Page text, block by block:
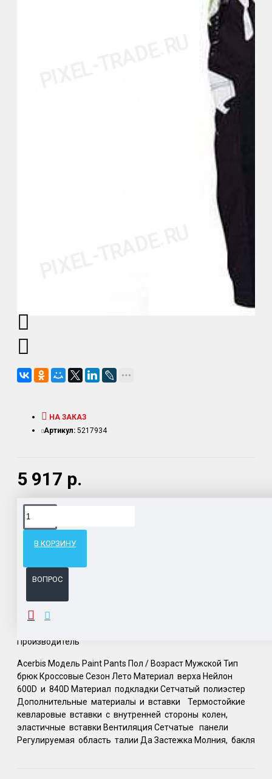
5 917 р.
НА ЗАКАЗ
Артикул: 5217934
В КОРЗИНУ
ВОПРОС
Доставка товара по всему Таможенному союзу.
ОПИСАНИЕ
Производитель
Acerbis Модель Paint Pants Пол / Возраст Мужской Тип
брюк Кроссовые Сезон Лето Материал верха Нейлон
600D и 840D Материал подкладки Сетчатый полиэстер
Дополнительные материалы и вставки Термостойкие
кевларовые вставки с внутренней стороны колен,
эластичные вставки Вентиляция Сетчатые панели
Регулируемая область талии Да Застежка Молния, бакля